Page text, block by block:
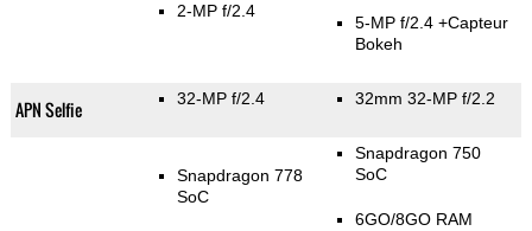
2-MP f/2.4
5-MP f/2.4 +Capteur
Bokeh
APN Selfie 32-MP f/2.4 32mm 32-MP f/2.2
Snapdragon 778
SoC
Snapdragon 750
SoC
6GO/8GO RAM